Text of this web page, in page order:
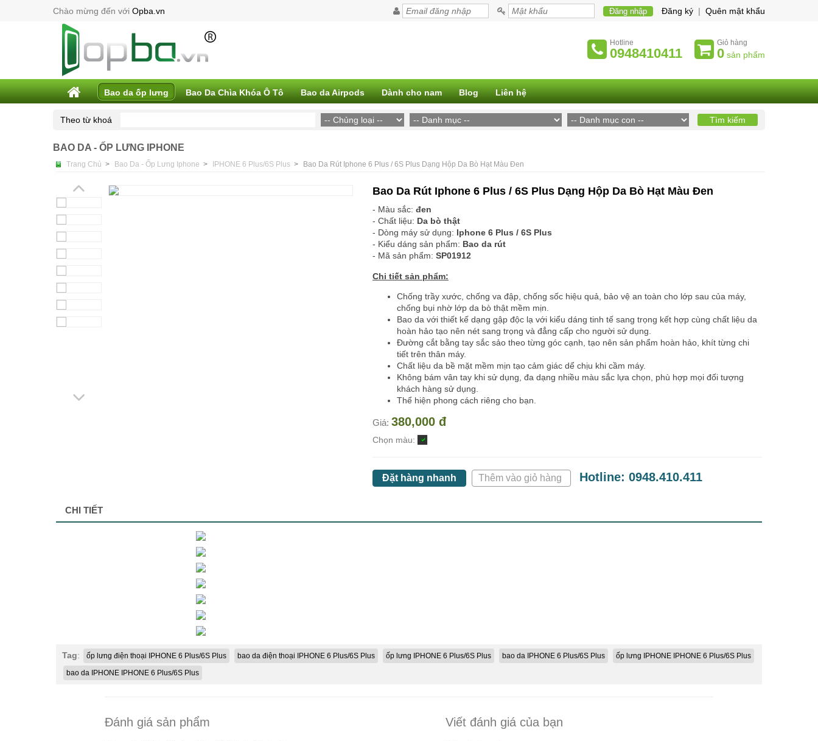
Chào mừng đến với Opba.vn Đăng ký | Quên mật khẩu
Hotline
0948410411
Giỏ hàng
0 sản phẩm
Bao da ốp lưng Bao Da Chìa Khóa Ô Tô Bao da Airpods Dành cho nam Blog Liên hệ
Theo từ khoá
BAO DA - ỐP LƯNG IPHONE
Trang Chủ > Bao Da - Ốp Lưng Iphone > IPHONE 6 Plus/6S Plus > Bao Da Rút Iphone 6 Plus / 6S Plus Dạng Hộp Da Bò Hạt Màu Đen
Bao Da Rút Iphone 6 Plus / 6S Plus Dạng Hộp Da Bò Hạt Màu Đen
- Màu sắc: đen
- Chất liệu: Da bò thật
- Dòng máy sử dụng: Iphone 6 Plus / 6S Plus
- Kiểu dáng sản phẩm: Bao da rút
- Mã sản phẩm: SP01912
Chi tiết sản phẩm:
Chống trầy xước, chống va đập, chống sốc hiệu quả, bảo vệ an toàn cho lớp sau của máy,
chống bụi nhờ lớp da bò thật mềm mịn.
Bao da với thiết kế dạng gập độc lạ với kiểu dáng tinh tế sang trọng kết hợp cùng chất liệu da
hoàn hảo tạo nên nét sang trọng và đẳng cấp cho người sử dụng.
Đường cắt bằng tay sắc sảo theo từng góc cạnh, tạo nên sản phẩm hoàn hảo, khít từng chi
tiết trên thân máy.
Chất liệu da bề mặt mềm mịn tạo cảm giác dể chịu khi cầm máy.
Không bám vân tay khi sử dụng, đa dạng nhiều màu sắc lựa chọn, phù hợp mọi đối tượng
khách hàng sử dụng.
Thể hiện phong cách riêng cho bạn.
Giá: 380,000 đ
Chọn màu:
Đặt hàng nhanh Thêm vào giỏ hàng Hotline: 0948.410.411
CHI TIẾT
Tag: ốp lưng điện thoại IPHONE 6 Plus/6S Plus bao da điện thoại IPHONE 6 Plus/6S Plus ốp lưng IPHONE 6 Plus/6S Plus bao da IPHONE 6 Plus/6S Plus
ốp lưng IPHONE IPHONE 6 Plus/6S Plus
bao da IPHONE IPHONE 6 Plus/6S Plus
Đánh giá sản phẩm Viết đánh giá của bạn